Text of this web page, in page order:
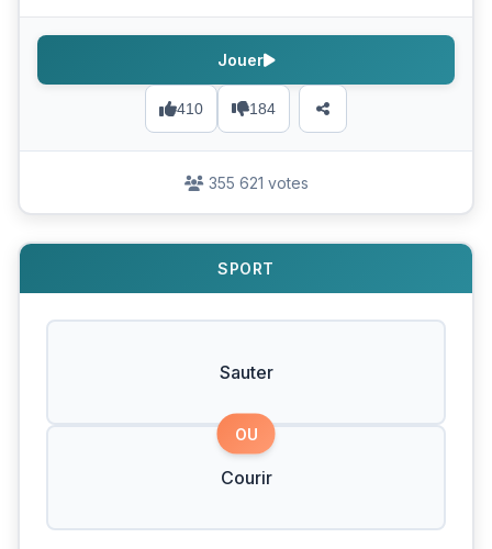
410 184
Jouer
355 621 votes
SPORT
Sauter
OU
Courir